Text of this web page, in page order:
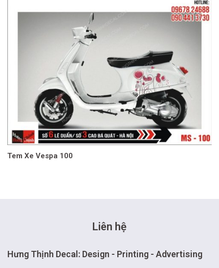
Tem Xe Vespa 100
Liên hệ
Hưng Thịnh Decal: Design - Printing - Advertising